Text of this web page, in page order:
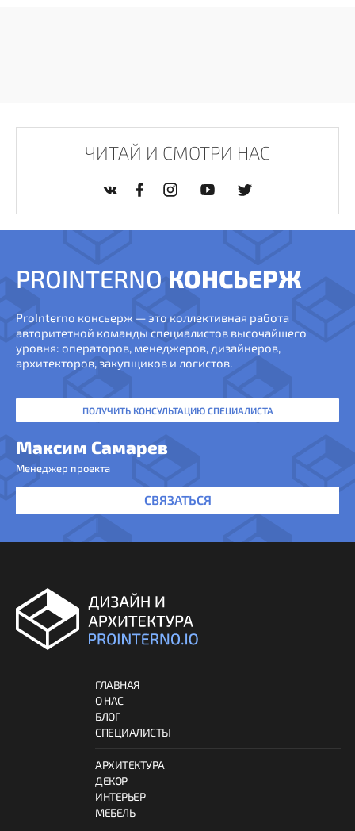
ЧИТАЙ И СМОТРИ НАС
PROINTERNO КОНСЬЕРЖ
ProInterno консьерж — это коллективная работа
авторитетной команды специалистов высочайшего
уровня: операторов, менеджеров, дизайнеров,
архитекторов, закупщиков и логистов.
ПОЛУЧИТЬ КОНСУЛЬТАЦИЮ СПЕЦИАЛИСТА
Максим Самарев
Менеджер проекта
СВЯЗАТЬСЯ
ГЛАВНАЯ
О НАС
БЛОГ
СПЕЦИАЛИСТЫ
АРХИТЕКТУРА
ДЕКОР
ИНТЕРЬЕР
МЕБЕЛЬ